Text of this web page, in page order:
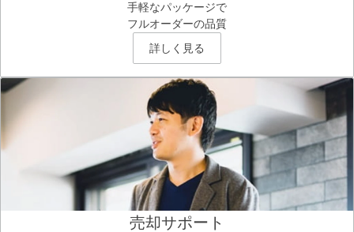
手軽なパッケージで
フルオーダーの品質
詳しく見る
売却サポート